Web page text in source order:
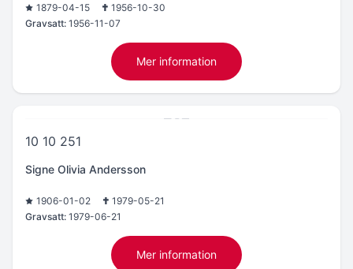
1879-04-15
1956-10-30
Gravsatt: 1956-11-07
Mer information
10 10 251
Signe Olivia Andersson
1906-01-02
1979-05-21
Gravsatt: 1979-06-21
Mer information